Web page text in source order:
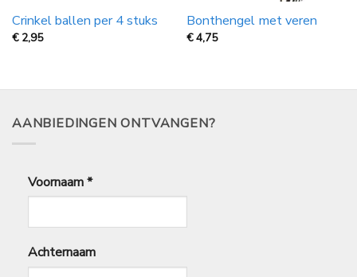
Crinkel ballen per 4 stuks
€ 2,95
Bonthengel met veren
€4,75
AANBIEDINGEN ONTVANGEN?
Voornaam*
Achternaam